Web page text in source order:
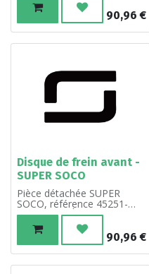
90,96 €
Disque de frein avant -
SUPER SOCO
Pièce détachée SUPER
SOCO, référence 45251-
QBHA-A00. À l'unité.
90,96 €